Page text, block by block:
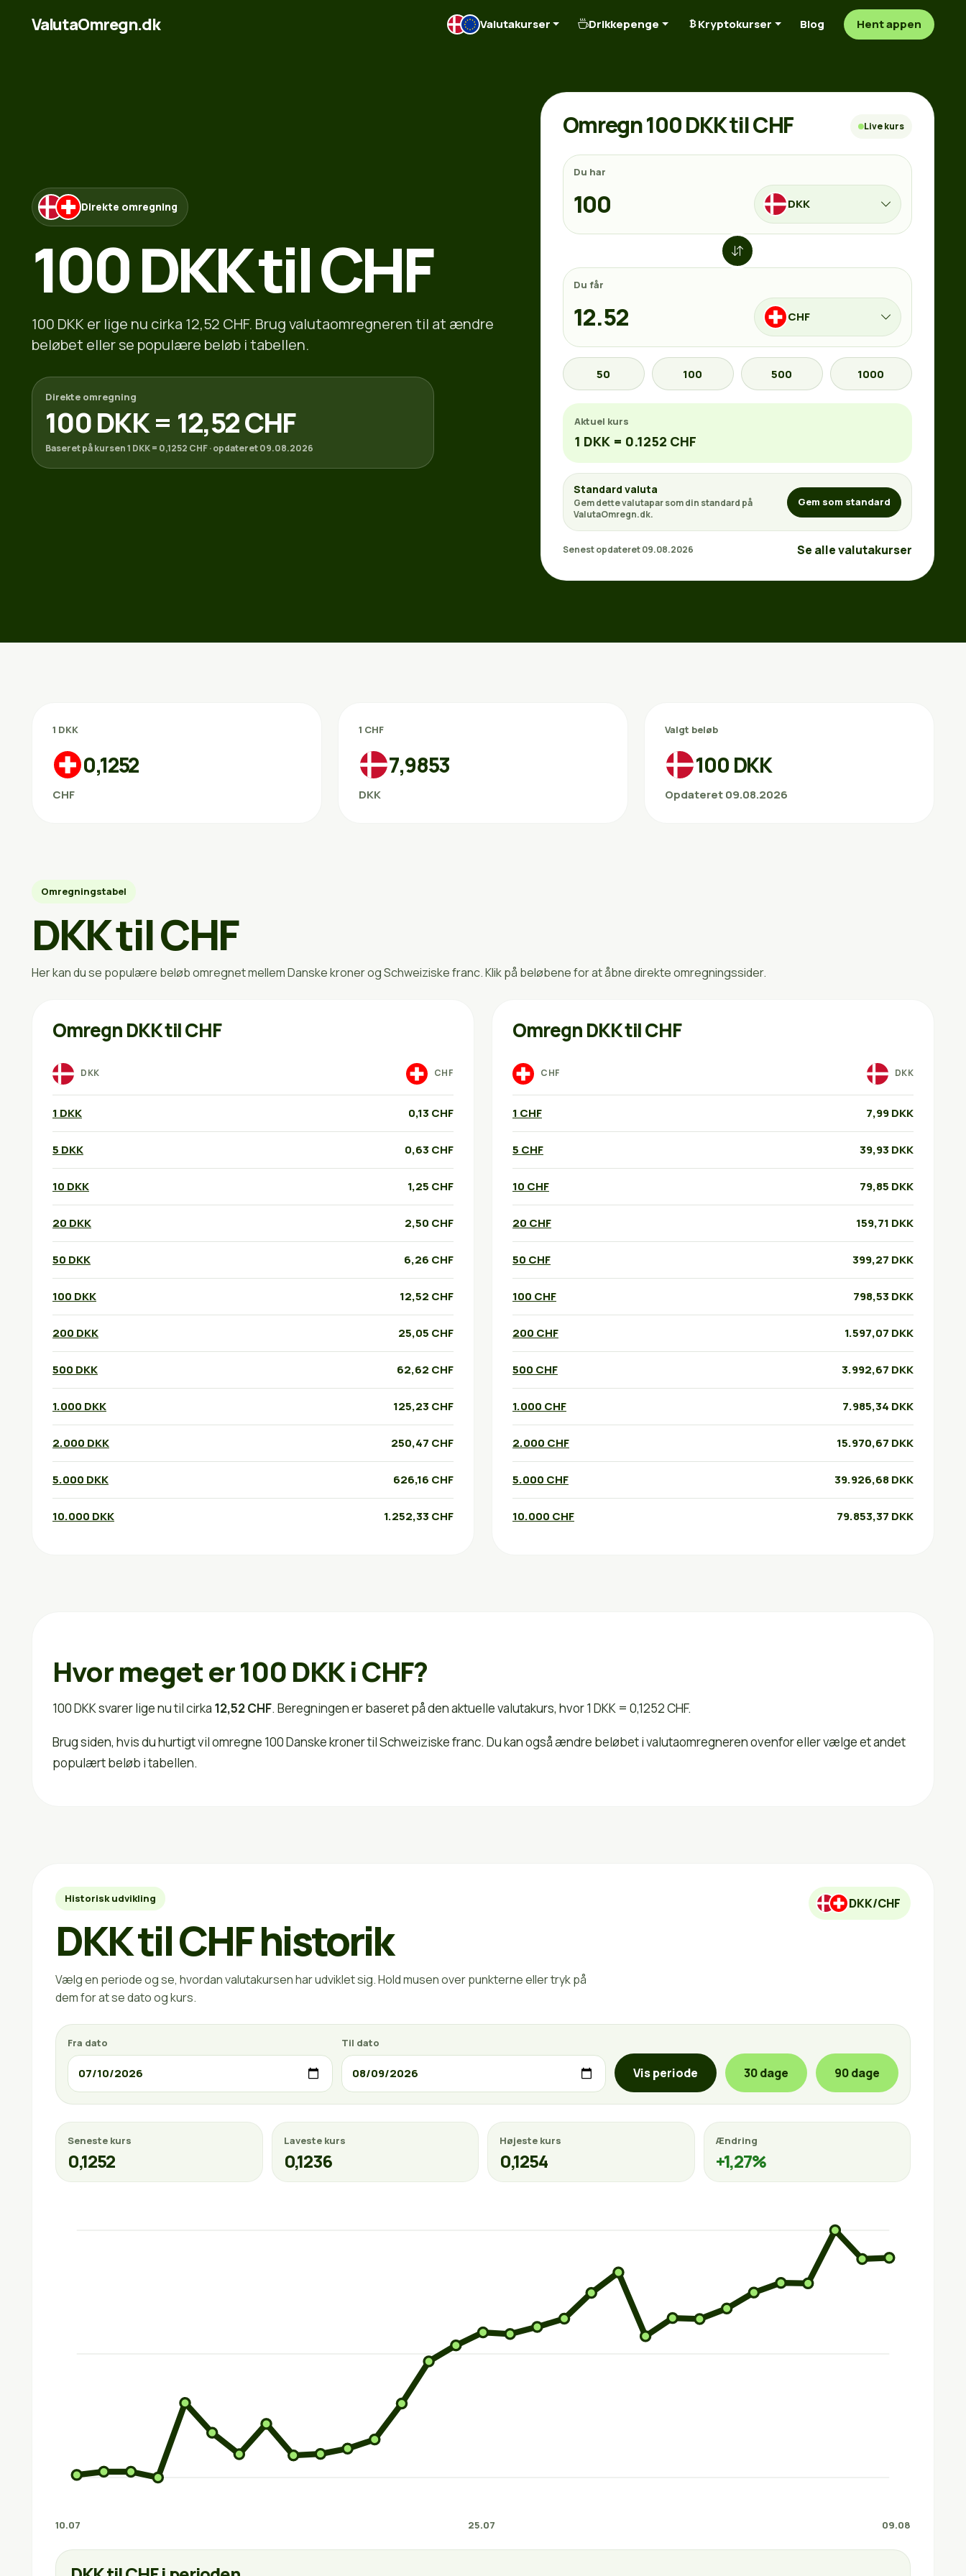
ValutaOmregn.dk Valutakurser Drikkepenge Kryptokurser Blog Hent appen
Direkte omregning
100 DKK til CHF
100 DKK er lige nu cirka 12,52 CHF. Brug valutaomregneren til at ændre
beløbet eller se populære beløb i tabellen.
Direkte omregning
100 DKK = 12,52 CHF
Baseret på kursen 1 DKK = 0,1252 CHF · opdateret 09.08.2026
Omregn 100 DKK til CHF Live kurs
Du har
DKK
Du får
CHF
50 100 500 1000
Aktuel kurs
1 DKK = 0.1252 CHF
Standard valuta
Gem dette valutapar som din standard på
ValutaOmregn.dk.
Gem som standard
Senest opdateret 09.08.2026 Se alle valutakurser
1 DKK
0,1252
CHF
1 CHF
7,9853
DKK
Valgt beløb
100 DKK
Opdateret 09.08.2026
Omregningstabel
DKK til CHF
Her kan du se populære beløb omregnet mellem Danske kroner og Schweiziske franc. Klik på beløbene for at åbne direkte omregningssider.
Omregn DKK til CHF
DKK CHF
1 DKK 0,13 CHF
5 DKK 0,63 CHF
10 DKK 1,25 CHF
20 DKK 2,50 CHF
50 DKK 6,26 CHF
100 DKK 12,52 CHF
200 DKK 25,05 CHF
500 DKK 62,62 CHF
1.000 DKK 125,23 CHF
2.000 DKK 250,47 CHF
5.000 DKK 626,16 CHF
10.000 DKK 1.252,33 CHF
Omregn DKK til CHF
CHF DKK
1 CHF 7,99 DKK
5 CHF 39,93 DKK
10 CHF 79,85 DKK
20 CHF 159,71 DKK
50 CHF 399,27 DKK
100 CHF 798,53 DKK
200 CHF 1.597,07 DKK
500 CHF 3.992,67 DKK
1.000 CHF 7.985,34 DKK
2.000 CHF 15.970,67 DKK
5.000 CHF 39.926,68 DKK
10.000 CHF 79.853,37 DKK
Hvor meget er 100 DKK i CHF?
100 DKK svarer lige nu til cirka 12,52 CHF. Beregningen er baseret på den aktuelle valutakurs, hvor 1 DKK = 0,1252 CHF.
Brug siden, hvis du hurtigt vil omregne 100 Danske kroner til Schweiziske franc. Du kan også ændre beløbet i valutaomregneren ovenfor eller vælge et andet
populært beløb i tabellen.
Historisk udvikling
DKK til CHF historik
Vælg en periode og se, hvordan valutakursen har udviklet sig. Hold musen over punkterne eller tryk på
dem for at se dato og kurs.
DKK/CHF
Fra dato Til dato
Vis periode 30 dage 90 dage
Seneste kurs
0,1252
Laveste kurs
0,1236
Højeste kurs
0,1254
Ændring
+1,27%
10.07 25.07 09.08